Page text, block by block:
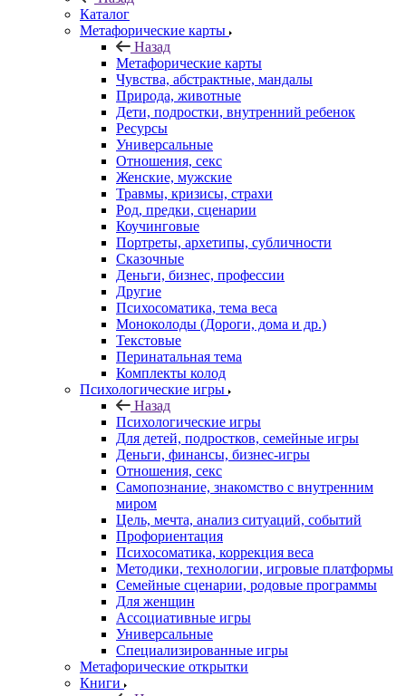
Каталог
Mетафорические карты
Назад
Mетафорические карты
Чувства, абстрактные, мандалы
Природа, животные
Дети, подростки, внутренний ребенок
Ресурсы
Универсальные
Отношения, секс
Женские, мужские
Травмы, кризисы, страхи
Род, предки, сценарии
Коучинговые
Портреты, архетипы, субличности
Сказочные
Деньги, бизнес, профессии
Другие
Психосоматика, тема веса
Моноколоды (Дороги, дома и др.)
Текстовые
Перинатальная тема
Комплекты колод
Психологические игры
Назад
Психологические игры
Для детей, подростков, семейные игры
Деньги, финансы, бизнес-игры
Отношения, секс
Самопознание, знакомство с внутренним
миром
Цель, мечта, анализ ситуаций, событий
Профориентация
Психосоматика, коррекция веса
Методики, технологии, игровые платформы
Семейные сценарии, родовые программы
Для женщин
Ассоциативные игры
Универсальные
Специализированные игры
Метафорические открытки
Книги